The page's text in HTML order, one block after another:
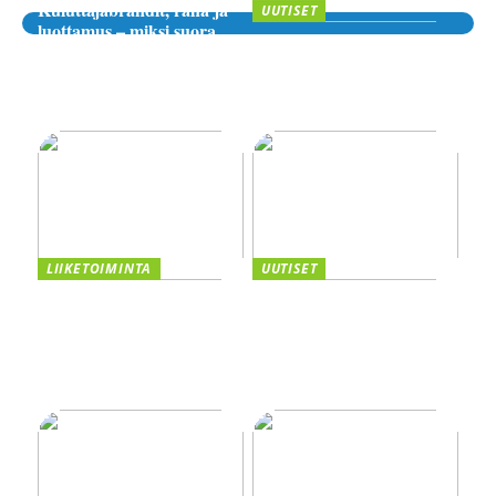
Kuluttajabrändit, raha ja
luottamus – miksi suora
UUTISET
LIIKETOIMINTA UUTISET